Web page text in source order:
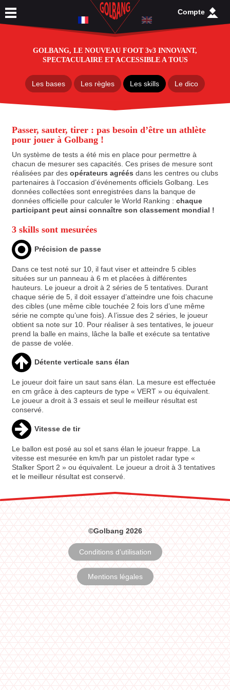
Compte
GOLBANG, LE NOUVEAU FOOT 3v3 INNOVANT,
SPECTACULAIRE ET ACCESSIBLE A TOUS
Les bases Les règles Les skills Le dico
Passer, sauter, tirer : pas besoin d’être un athlète
pour jouer à Golbang !
Un système de tests a été mis en place pour permettre à
chacun de mesurer ses capacités. Ces prises de mesure sont
réalisées par des opérateurs agréés dans les centres ou clubs
partenaires à l’occasion d’événements officiels Golbang. Les
données collectées sont enregistrées dans la banque de
données officielle pour calculer le World Ranking : chaque
participant peut ainsi connaître son classement mondial !
3 skills sont mesurées
Précision de passe
Dans ce test noté sur 10, il faut viser et atteindre 5 cibles
situées sur un panneau à 6 m et placées à différentes
hauteurs. Le joueur a droit à 2 séries de 5 tentatives. Durant
chaque série de 5, il doit essayer d’atteindre une fois chacune
des cibles (une même cible touchée 2 fois lors d’une même
série ne compte qu’une fois). A l’issue des 2 séries, le joueur
obtient sa note sur 10. Pour réaliser à ses tentatives, le joueur
prend la balle en mains, lâche la balle et exécute sa tentative
de passe de volée.
Détente verticale sans élan
Le joueur doit faire un saut sans élan. La mesure est effectuée
en cm grâce à des capteurs de type « VERT » ou équivalent.
Le joueur a droit à 3 essais et seul le meilleur résultat est
conservé.
Vitesse de tir
Le ballon est posé au sol et sans élan le joueur frappe. La
vitesse est mesurée en km/h par un pistolet radar type «
Stalker Sport 2 » ou équivalent. Le joueur a droit à 3 tentatives
et le meilleur résultat est conservé.
©Golbang 2026
Conditions d’utilisation
Mentions légales